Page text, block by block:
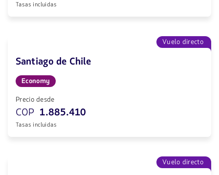
Tasas incluidas
Vuelo directo
Santiago de Chile
Economy
Precio desde
COP 1.885.410
Tasas incluidas
Vuelo directo